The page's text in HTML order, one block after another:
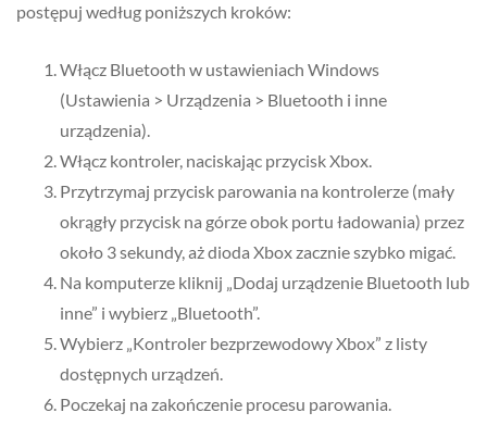
postępuj według poniższych kroków:
Włącz Bluetooth w ustawieniach Windows
(Ustawienia > Urządzenia > Bluetooth i inne
urządzenia).
Włącz kontroler, naciskając przycisk Xbox.
Przytrzymaj przycisk parowania na kontrolerze (mały
okrągły przycisk na górze obok portu ładowania) przez
około 3 sekundy, aż dioda Xbox zacznie szybko migać.
Na komputerze kliknij „Dodaj urządzenie Bluetooth lub
inne” i wybierz „Bluetooth”.
Wybierz „Kontroler bezprzewodowy Xbox” z listy
dostępnych urządzeń.
Poczekaj na zakończenie procesu parowania.